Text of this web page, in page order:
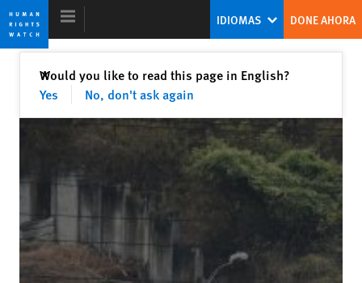
Skip
to
cookie
privacy
Skip
to
main
content
Informe Mundial 2022
Con los autócratas a la defensiva,
¿estarán los líderes democráticos a la
altura de las circunstancias?
Kenneth Roth
Ex director ejecutivo
IDIOMAS DONE AHORA
Would you like to read this page in English?
Yes
No, don't ask again
✕Cerrar